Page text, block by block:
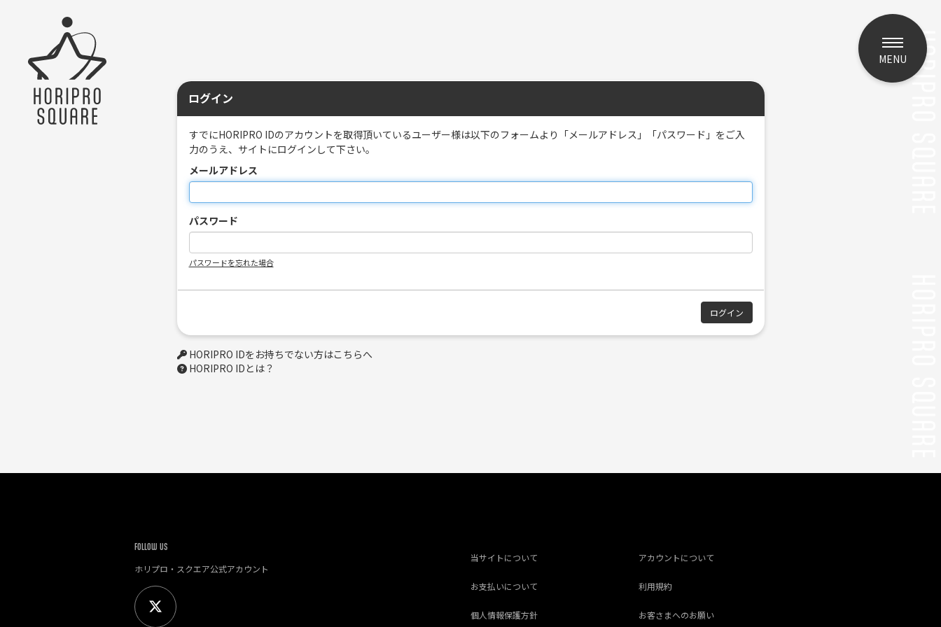
MENU
ログイン
すでにHORIPRO IDのアカウントを取得頂いているユーザー様は以下のフォームより「メールアドレス」「パスワード」をご入
力のうえ、サイトにログインして下さい。
メールアドレス
パスワード
パスワードを忘れた場合
HORIPRO IDをお持ちでない方はこちらへ
HORIPRO IDとは？
FOLLOW US
ホリプロ・スクエア公式アカウント
当サイトについて アカウントについて
お支払いについて 利用規約
個人情報保護方針 お客さまへのお願い